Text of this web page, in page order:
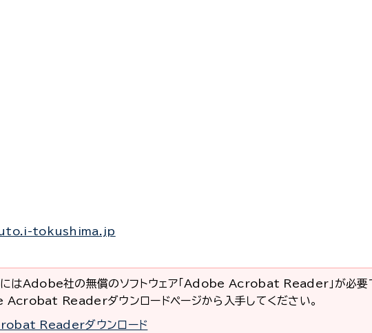
tokushima.jp
はAdobe社の無償のソフトウェア「Adobe Acrobat Reader」が必要
Readerダウンロードページから入手してください。
Readerダウンロード